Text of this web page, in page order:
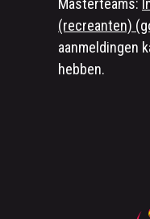
Masterteams:
(recreanten)
aanmeldingen
hebben.